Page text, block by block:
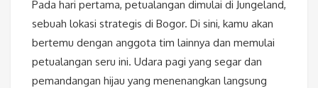
Pada hari pertama, petualangan dimulai di Jungeland,
sebuah lokasi strategis di Bogor. Di sini, kamu akan
bertemu dengan anggota tim lainnya dan memulai
petualangan seru ini. Udara pagi yang segar dan
pemandangan hijau yang menenangkan langsung